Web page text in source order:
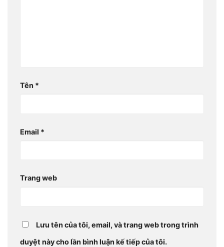
Tên *
Email *
Trang web
Lưu tên của tôi, email, và trang web trong trình
duyệt này cho lần bình luận kế tiếp của tôi.